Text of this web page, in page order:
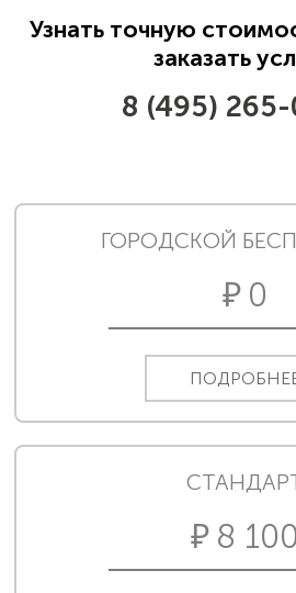
Узнать точную
заказать
8 (495)
ГОРОДСКОЙ
0
8 100